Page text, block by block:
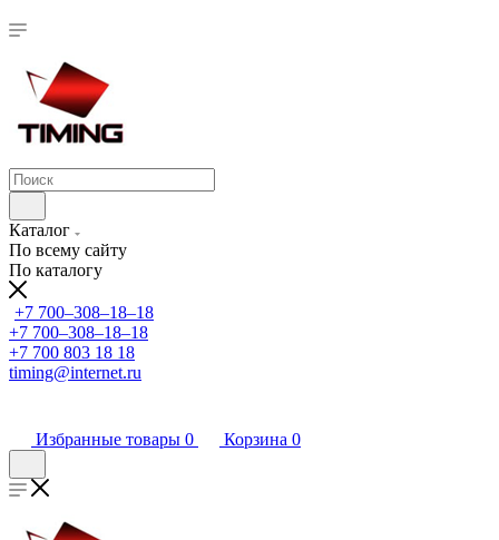
Каталог
По всему сайту
По каталогу
+7 700‒308‒18‒18
+7 700‒308‒18‒18
+7 700 803 18 18
timing@internet.ru
Избранные товары 0 Корзина 0